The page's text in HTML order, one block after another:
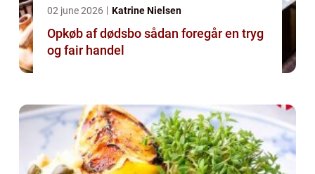
02 june 2026 Katrine Nielsen
Opkøb af dødsbo sådan foregår en tryg
og fair handel